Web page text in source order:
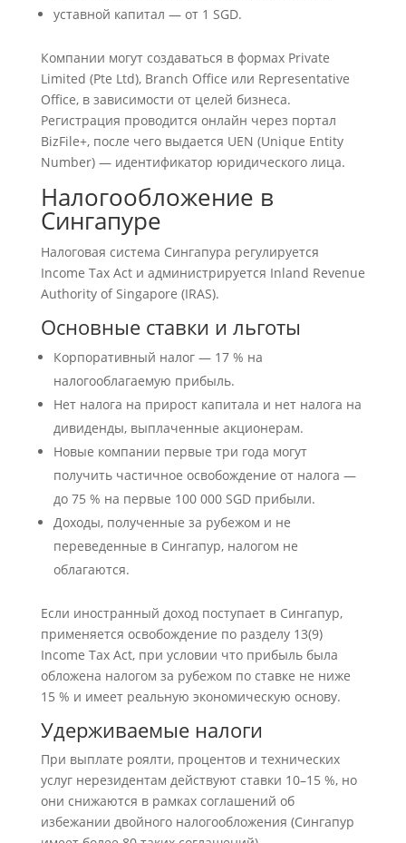
уставной капитал — от 1 SGD.
Компании могут создаваться в формах Private
Limited (Pte Ltd), Branch Office или Representative
Office, в зависимости от целей бизнеса.
Регистрация проводится онлайн через портал
BizFile+, после чего выдается UEN (Unique Entity
Number) — идентификатор юридического лица.
Налогообложение в
Сингапуре
Налоговая система Сингапура регулируется
Income Tax Act и администрируется Inland Revenue
Authority of Singapore (IRAS).
Основные ставки и льготы
Корпоративный налог — 17 % на
налогооблагаемую прибыль.
Нет налога на прирост капитала и нет налога на
дивиденды, выплаченные акционерам.
Новые компании первые три года могут
получить частичное освобождение от налога —
до 75 % на первые 100 000 SGD прибыли.
Доходы, полученные за рубежом и не
переведенные в Сингапур, налогом не
облагаются.
Если иностранный доход поступает в Сингапур,
применяется освобождение по разделу 13(9)
Income Tax Act, при условии что прибыль была
обложена налогом за рубежом по ставке не ниже
15 % и имеет реальную экономическую основу.
Удерживаемые налоги
При выплате роялти, процентов и технических
услуг нерезидентам действуют ставки 10–15 %, но
они снижаются в рамках соглашений об
избежании двойного налогообложения (Сингапур